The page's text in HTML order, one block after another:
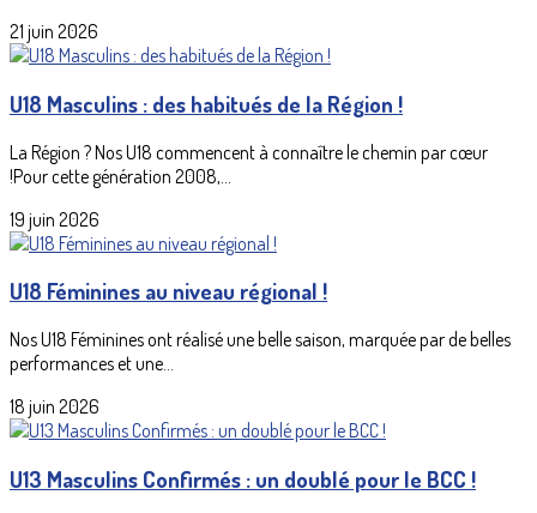
21 juin 2026
U18 Masculins : des habitués de la Région !
La Région ? Nos U18 commencent à connaître le chemin par cœur
!Pour cette génération 2008,...
19 juin 2026
U18 Féminines au niveau régional !
Nos U18 Féminines ont réalisé une belle saison, marquée par de belles
performances et une...
18 juin 2026
U13 Masculins Confirmés : un doublé pour le BCC !